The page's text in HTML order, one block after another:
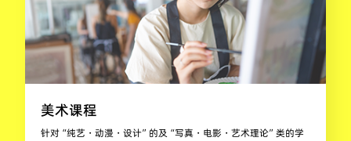
美术课程
针对“纯艺・动漫・设计”的及“写真・电影・艺术理论”类的学